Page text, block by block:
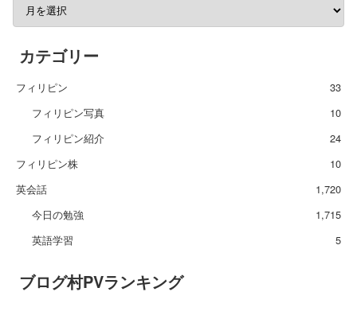
カテゴリー
フィリピン
33
フィリピン写真
10
フィリピン紹介
24
フィリピン株
10
英会話
1,720
今日の勉強
1,715
英語学習
5
ブログ村PVランキング